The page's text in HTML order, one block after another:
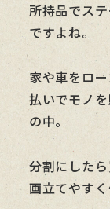
所持品でス
ですよね。
家や車をロ
払いでモノ
の中。
分割にした
画立てやす